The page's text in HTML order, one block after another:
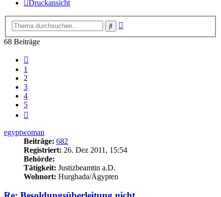
Druckansicht
Suche
68 Beiträge
1
2
3
4
5
egyptwoman
Beiträge: 682
Registriert: 26. Dez 2011, 15:54
Behörde:
Tätigkeit: Justizbeamtin a.D.
Wohnort: Hurghada/Ägypten